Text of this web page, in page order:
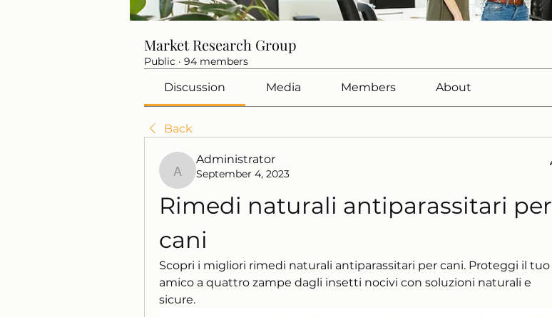
Market Research Group
Public · 94 members
Discussion Media Members About
Back
Administrator
Administrator
September 4, 2023
Rimedi naturali antiparassitari per
cani
Scopri i migliori rimedi naturali antiparassitari per cani. Proteggi il tuo
amico a quattro zampe dagli insetti nocivi con soluzioni naturali e
sicure.